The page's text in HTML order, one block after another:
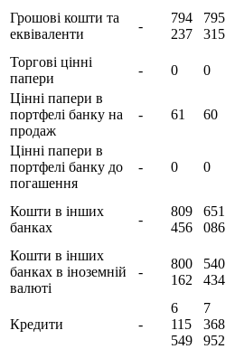
Грошові кошти та
еквіваленти
-
794
237
795
315
Торгові цінні
папери
- 0 0
Цінні папери в
портфелі банку на
продаж
- 61 60
Цінні папери в
портфелі банку до
погашення
- 0 0
Кошти в інших
банках
-
809
456
651
086
Кошти в інших
банках в іноземній
валюті
-
800
162
540
434
Кредити -
6
115
549
7
368
952